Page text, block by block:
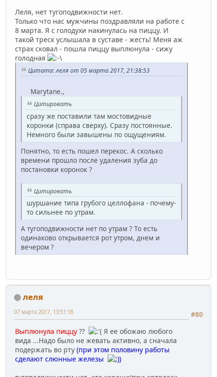
Леля, нет тугоподвижности нет.
Только что нас мужчины поздравляли на работе с
8 марта. Я с голодухи накинулась на пиццу. И
такой треск услышала в суставе - жесть! Меня аж
страх сковал - пошла пиццу выплюнула - сижу
голодная
Цитата: леля от 05 марта 2017, 21:38:53
Marytane.,
Цитировать
сразу же поставили там мостовидные
коронки (справа сверху). Сразу постоянные.
Немного были завышены по ощущениям.
Понятно, то есть пошел перекос. А сколько
времени прошло после удаления зуба до
постановки коронок ?
Цитировать
шуршание типа грубого целлофана - почему-
то сильнее по утрам.
А тугоподвижности нет по утрам ? То есть
одинаково открывается рот утром, днем и
вечером ?
леля
#80
07 марта 2017, 13:51:18
Выплюнула пиццу ??
Я ее обожаю любого
вида ...Надо было не жевать активно, а сначала
подержать во рту (при этом половину работы
сделают слюнные железы
)